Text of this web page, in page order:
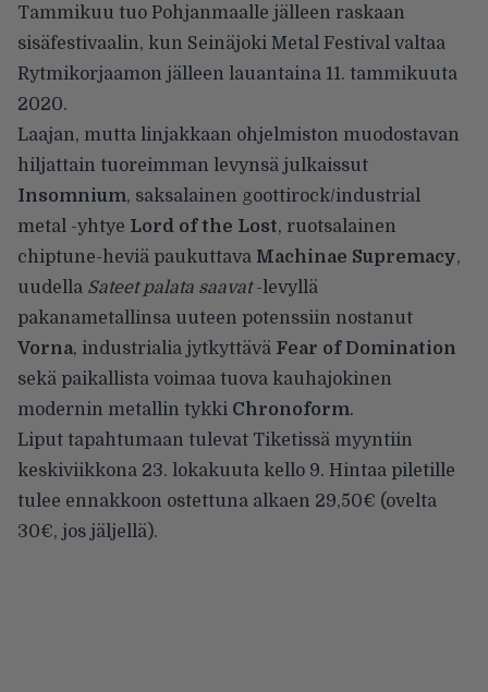
Tammikuu tuo Pohjanmaalle jälleen raskaan
sisäfestivaalin, kun Seinäjoki Metal Festival valtaa
Rytmikorjaamon jälleen lauantaina 11. tammikuuta
2020.
Laajan, mutta linjakkaan ohjelmiston muodostavan
hiljattain tuoreimman levynsä julkaissut
Insomnium, saksalainen goottirock/industrial
metal -yhtye Lord of the Lost, ruotsalainen
chiptune-heviä paukuttava Machinae Supremacy,
uudella Sateet palata saavat-levyllä
pakanametallinsa uuteen potenssiin nostanut
Vorna, industrialia jytkyttävä Fear of Domination
sekä paikallista voimaa tuova kauhajokinen
modernin metallin tykki Chronoform.
Liput tapahtumaan tulevat Tiketissä myyntiin
keskiviikkona 23. lokakuuta kello 9. Hintaa piletille
tulee ennakkoon ostettuna alkaen 29,50€ (ovelta
30€, jos jäljellä).